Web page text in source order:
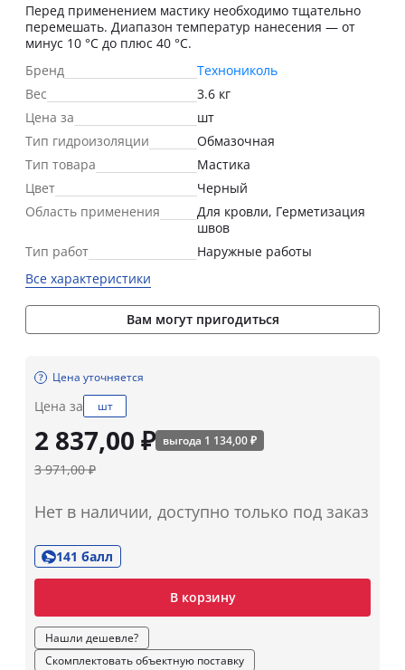
Перед применением мастику необходимо тщательно
перемешать. Диапазон температур нанесения — от
минус 10 °С до плюс 40 °С.
Бренд
Технониколь
Вес
3.6 кг
Цена за
шт
Тип гидроизоляции
Обмазочная
Тип товара
Мастика
Цвет
Черный
Область применения
Для кровли, Герметизация
швов
Тип работ
Наружные работы
Все характеристики
Вам могут пригодиться
Цена уточняется
Цена за шт
2 837,00 ₽ выгода 1 134,00 ₽
3 971,00 ₽
Нет в наличии, доступно только под заказ
141 балл
В корзину
Нашли дешевле?
Скомплектовать объектную поставку